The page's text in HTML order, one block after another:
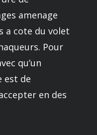
amenage
a cote du volet
Pour
qu’un
est de
en des